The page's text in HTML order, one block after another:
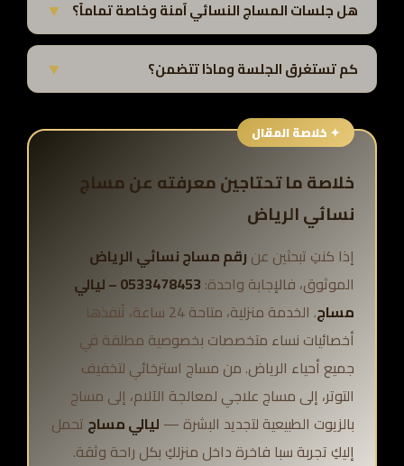
ذلك العطل الرسمية وعطلة نهاية الأسبوع.
هل جلسات المساج النسائي آمنة وخاصة تماماً؟ ▼
نعم تماماً. جميع أخصائياتنا نساء متخصصات، تصلن إليكِ
بمعدات معقمة ومعايير احترافية عالية. خصوصيتكِ خط أحمر لا
يُتجاوز أبداً.
كم تستغرق الجلسة وماذا تتضمن؟ ▼
تشمل الجلسة سرير مساج مريح، زيوت طبيعية، وأدوات معقمة
يحضرها فريقنا كاملاً.
خلاصة ما تحتاجين معرفته عن مساج
نسائي الرياض
إذا كنتِ تبحثين عن رقم مساج نسائي الرياض
الموثوق، فالإجابة واحدة:
0533478453 – ليالي
مساج
. الخدمة منزلية، متاحة 24 ساعة، تُنفذها
أخصائيات نساء متخصصات بخصوصية مطلقة في
جميع أحياء الرياض. من مساج استرخائي لتخفيف
التوتر، إلى مساج علاجي لمعالجة الآلام، إلى مساج
بالزيوت الطبيعية لتجديد البشرة — ليالي مساج تحمل
إليكِ تجربة سبا فاخرة داخل منزلكِ بكل راحة وثقة.